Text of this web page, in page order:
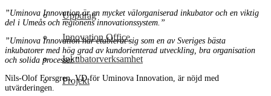
Uppdrag
Innovation Office
Inkubatorverksamhet
Projekt
”Uminova Innovation är en mycket välorganiserad inkubator och en viktig
del i Umeås och regionens innovationssystem.”
”Uminova Innovation har etablerat sig som en av Sveriges bästa
inkubatorer med hög grad av kundorienterad utveckling, bra organisation
och solida processer.”
Nils-Olof Forsgren, VD för Uminova Innovation, är nöjd med
utvärderingen.